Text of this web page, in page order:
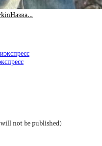
not be published)